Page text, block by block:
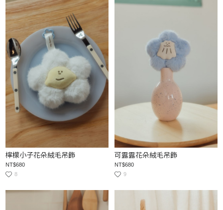
檸檬小子花朵絨毛吊飾
NT$680
8
可露露花朵絨毛吊飾
NT$680
9